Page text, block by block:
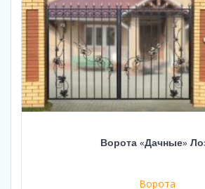
Ворота «Дачные»
Ворота